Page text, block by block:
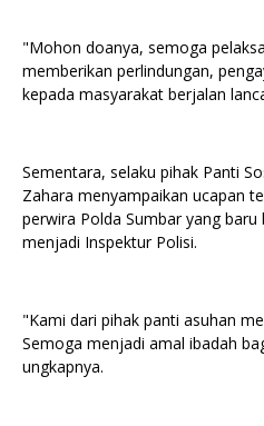
"Mohon doanya, semoga
memberikan perlindungan,
kepada masyarakat berjalan
Sementara, selaku pihak Panti
Zahara menyampaikan ucapan
perwira Polda Sumbar yang
menjadi Inspektur Polisi.
"Kami dari pihak panti asuhan
Semoga menjadi amal ibadah
ungkapnya.